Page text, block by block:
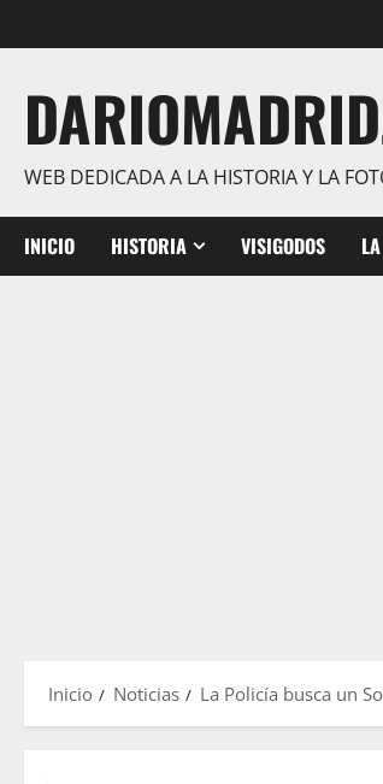
al
WEB DEDICADA A LA HISTORIA Y LA
INICIO HISTORIA VISIGODOS
Inicio Noticias La Policía busca un